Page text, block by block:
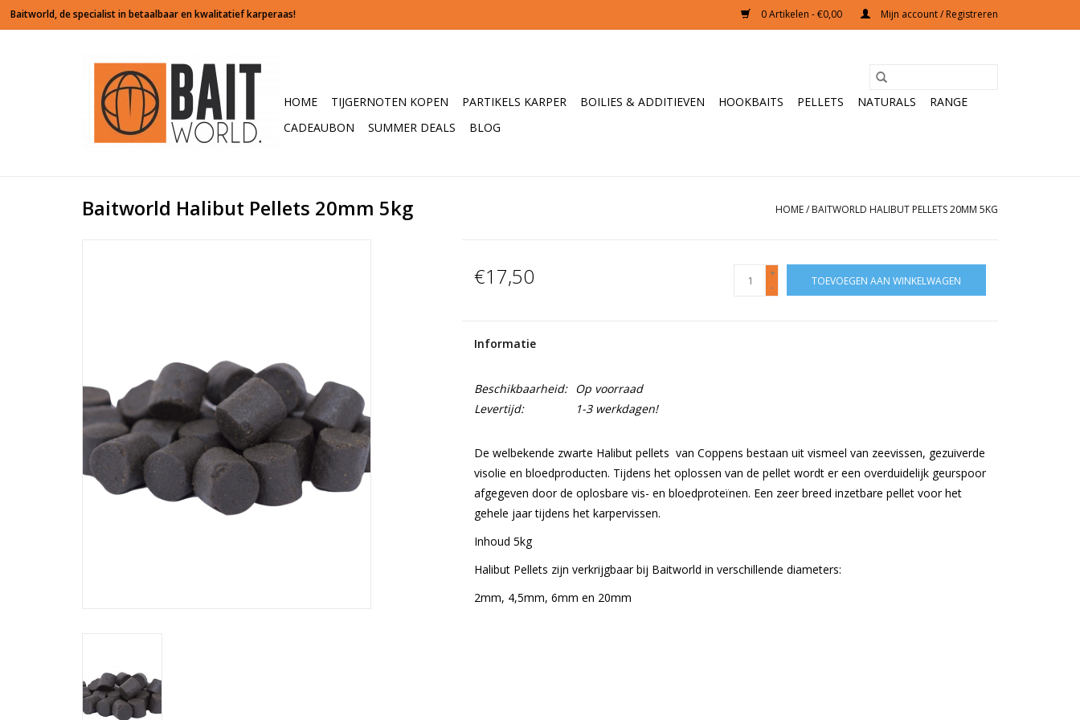
0 Artikelen - €0,00 Mijn account / Registreren
HOME TIJGERNOTEN KOPEN PARTIKELS KARPER BOILIES & ADDITIEVEN HOOKBAITS PELLETS NATURALS
RANGE
CADEAUBON
SUMMER DEALS BLOG
Baitworld Halibut Pellets 20mm 5kg HOME/ BAITWORLD HALIBUT PELLETS 20MM 5KG
€17,50
+
-
TOEVOEGEN AAN WINKELWAGEN
Informatie
Beschikbaarheid:
Op voorraad
Levertijd:
1-3 werkdagen!
De welbekende zwarte Halibut pellets van Coppens bestaan uit vismeel van zeevissen, gezuiverde
visolie en bloedproducten. Tijdens het oplossen van de pellet wordt er een overduidelijk geurspoor
afgegeven door de oplosbare vis- en bloedproteïnen. Een zeer breed inzetbare pellet voor het
gehele jaar tijdens het karpervissen.
Inhoud 5kg
Halibut Pellets zijn verkrijgbaar bij Baitworld in verschillende diameters:
2mm, 4,5mm, 6mm en 20mm